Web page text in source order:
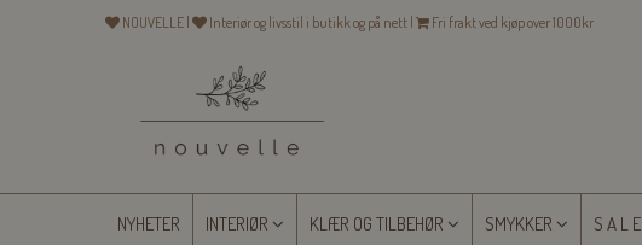
NOUVELLE | Interiør og livsstil i butikk og på nett | Fri frakt ved kjøp over 1000kr
NYHETER INTERIØR KLÆR OG TILBEHØR SMYKKER S A L E